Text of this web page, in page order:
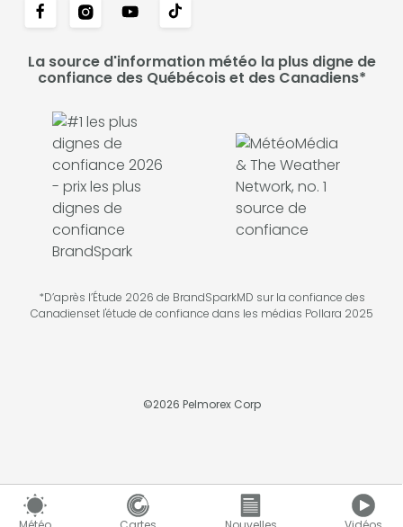
La source d'information météo la plus digne de
confiance des Québécois et des Canadiens*
*D’après l’Étude 2026 de BrandSparkMD sur la confiance des
Canadienset l'étude de confiance dans les médias Pollara 2025
©2026 Pelmorex Corp